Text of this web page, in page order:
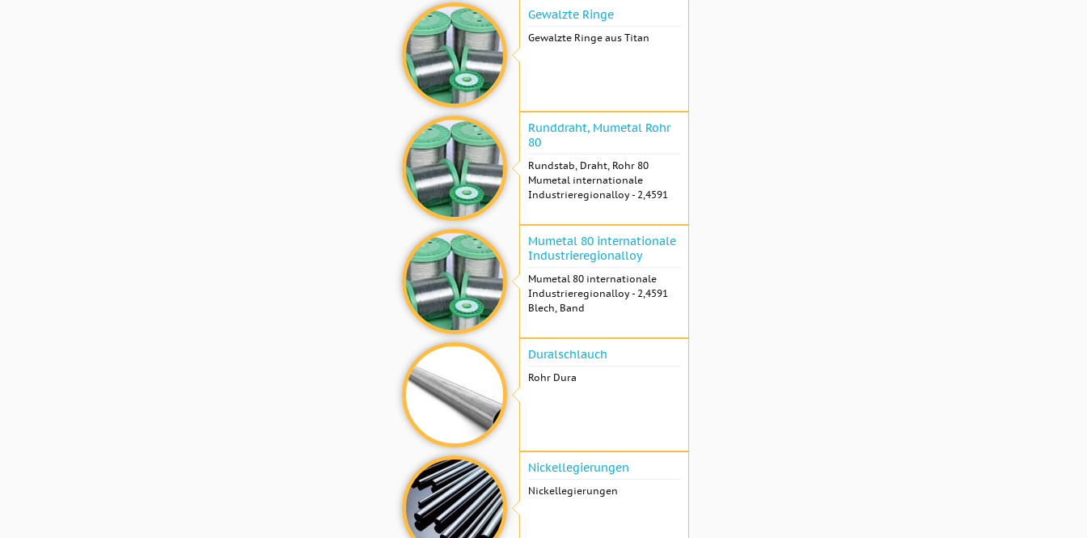
Gewalzte Ringe
Gewalzte Ringe aus Titan
Runddraht, Mumetal Rohr
80
Rundstab, Draht, Rohr 80
Mumetal internationale
Industrieregionalloy - 2,4591
Mumetal 80 internationale
Industrieregionalloy
Mumetal 80 internationale
Industrieregionalloy - 2,4591
Blech, Band
Duralschlauch
Rohr Dura
Nickellegierungen
Nickellegierungen